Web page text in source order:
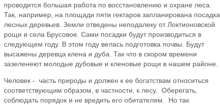
проводится большая работа по восстановлению и охране леса.
Так, например, на площади пяти гектаров запланирована посадка
лесных деревьев. Земли отведены неподалеку от Локтионовской
рощи и села Брусовое. Сами посадки будут производиться в
следующем году. В этом году велась подготовка почвы. Будут
высажены деревца клена и дуба. Так что в скором времени
зазеленеют молодые дубовые и кленовые рощи в нашем районе.
Человек - часть природы и должен к ее богатствам относиться
соответствующим образом, в частности, к лесу. Оберегать,
соблюдать порядок и не вредить его обитателям. Но так